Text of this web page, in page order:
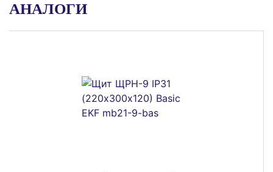
Бокс модульный накладной PDB/W 4024 GR
АНАЛОГИ